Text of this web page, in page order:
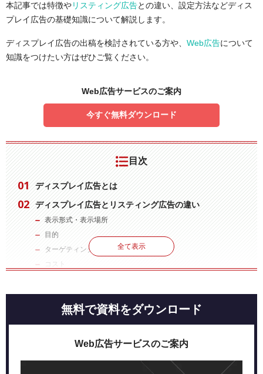
本記事では特徴やリスティング広告との違い、設定方法などディス
プレイ広告の基礎知識について解説します。
ディスプレイ広告の出稿を検討されている方や、 Web広告について
知識をつけたい方はぜひご覧ください。
Web広告サービスのご案内
今すぐ無料ダウンロード
目次
ディスプレイ広告とは
ディスプレイ広告とリスティング広告の違い
表示形式・表示場所
目的
ターゲティング
コスト
フォーマットの種類が多い
配信できるサービス（媒体）の種類
フォーマットの種類
全て表示
無料で資料をダウンロード
Web広告サービスのご案内